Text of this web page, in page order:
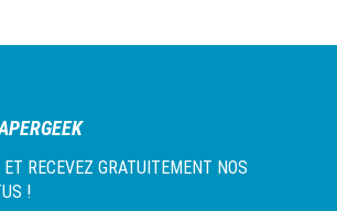
RECEVEZ GRATUITEMENT NOS
!